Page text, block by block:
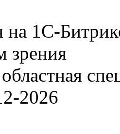
на 1С-
зрения
2026